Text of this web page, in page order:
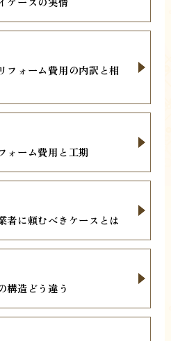
フォーム費用の内訳と相
ォーム費用と工期
者に頼むべきケースとは
構造どう違う